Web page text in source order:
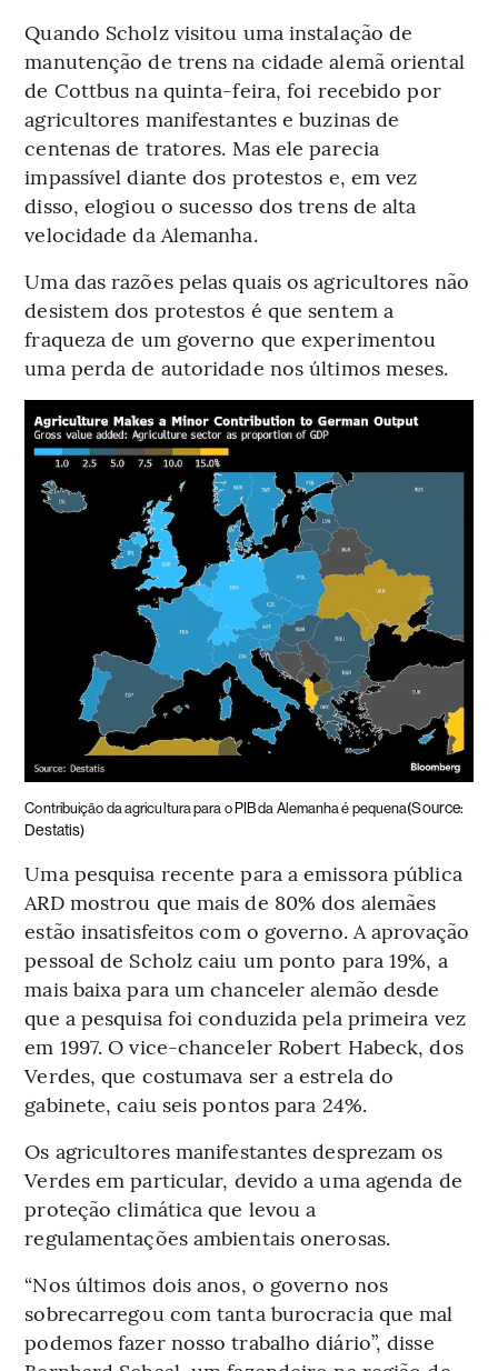
Quando Scholz visitou uma instalação de
manutenção de trens na cidade alemã oriental
de Cottbus na quinta-feira, foi recebido por
agricultores manifestantes e buzinas de
centenas de tratores. Mas ele parecia
impassível diante dos protestos e, em vez
disso, elogiou o sucesso dos trens de alta
velocidade da Alemanha.
Uma das razões pelas quais os agricultores não
desistem dos protestos é que sentem a
fraqueza de um governo que experimentou
uma perda de autoridade nos últimos meses.
Contribuição da agricultura para o PIB da Alemanha é pequena(Source:
Destatis)
Uma pesquisa recente para a emissora pública
ARD mostrou que mais de 80% dos alemães
estão insatisfeitos com o governo. A aprovação
pessoal de Scholz caiu um ponto para 19%, a
mais baixa para um chanceler alemão desde
que a pesquisa foi conduzida pela primeira vez
em 1997. O vice-chanceler Robert Habeck, dos
Verdes, que costumava ser a estrela do
gabinete, caiu seis pontos para 24%.
Os agricultores manifestantes desprezam os
Verdes em particular, devido a uma agenda de
proteção climática que levou a
regulamentações ambientais onerosas.
“Nos últimos dois anos, o governo nos
sobrecarregou com tanta burocracia que mal
podemos fazer nosso trabalho diário”, disse